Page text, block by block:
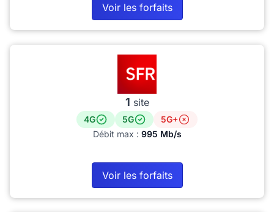
Voir les forfaits
1 site
4G 5G
5G+
Débit max : 995 Mb/s
Voir les forfaits